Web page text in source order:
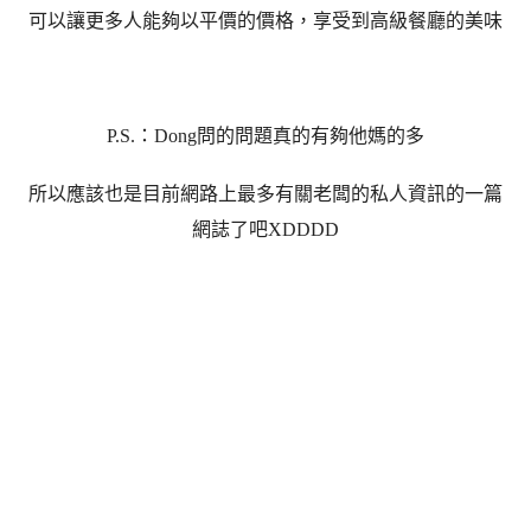
可以讓更多人能夠以平價的價格，享受到高級餐廳的美味
P.S.：Dong問的問題真的有夠他媽的多
所以應該也是目前網路上最多有關老闆的私人資訊的一篇
網誌了吧XDDDD